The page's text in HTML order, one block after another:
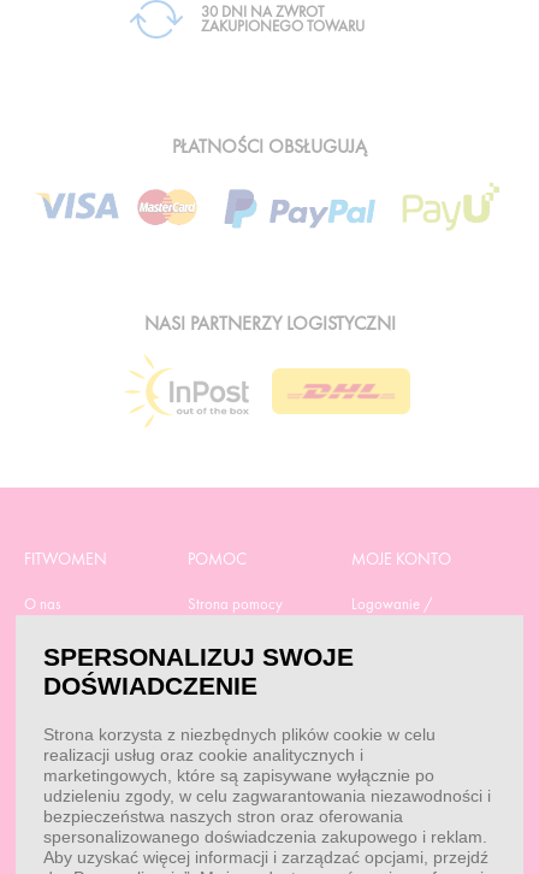
30 DNI NA ZWROT
ZAKUPIONEGO TOWARU
PŁATNOŚCI OBSŁUGUJĄ
NASI PARTNERZY LOGISTYCZNI
FITWOMEN
O nas
RODO
Obowiązek
Dane do przelewu
Przepisy
Blog
POMOC
Strona pomocy
Regulamin zakupów
Aktualne promocje
Odstąp od umowy tutaj
Dobór suplementacji
Kontakt
MOJE KONTO
Logowanie /
Moje zamówienia
SPERSONALIZUJ SWOJE
DOŚWIADCZENIE
Strona korzysta z niezbędnych plików cookie w celu
realizacji usług oraz cookie analitycznych i
marketingowych, które są zapisywane wyłącznie po
udzieleniu zgody, w celu zagwarantowania niezawodności i
bezpieczeństwa naszych stron oraz oferowania
spersonalizowanego doświadczenia zakupowego i reklam.
Aby uzyskać więcej informacji i zarządzać opcjami, przejdź